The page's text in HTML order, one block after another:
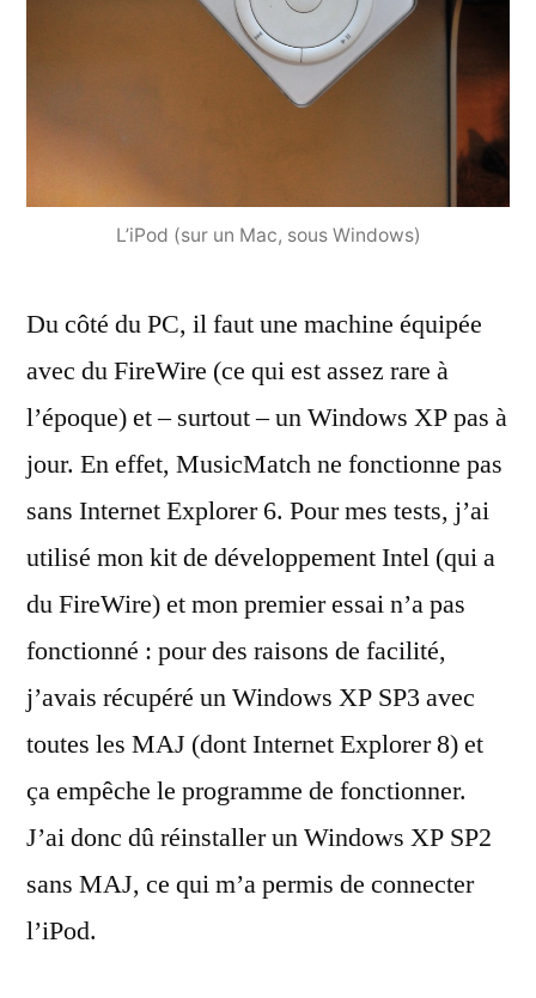
L’iPod (sur un Mac, sous Windows)
Du côté du PC, il faut une machine équipée
avec du FireWire (ce qui est assez rare à
l’époque) et – surtout – un Windows XP pas à
jour. En effet, MusicMatch ne fonctionne pas
sans Internet Explorer 6. Pour mes tests, j’ai
utilisé mon kit de développement Intel (qui a
du FireWire) et mon premier essai n’a pas
fonctionné : pour des raisons de facilité,
j’avais récupéré un Windows XP SP3 avec
toutes les MAJ (dont Internet Explorer 8) et
ça empêche le programme de fonctionner.
J’ai donc dû réinstaller un Windows XP SP2
sans MAJ, ce qui m’a permis de connecter
l’iPod.